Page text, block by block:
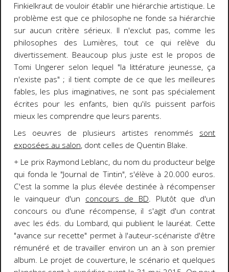
Finkielkraut de vouloir établir une hiérarchie artistique. Le
problème est que ce philosophe ne fonde sa hiérarchie
sur aucun critère sérieux. Il n'exclut pas, comme les
philosophes des Lumières, tout ce qui relève du
divertissement. Beaucoup plus juste est le propos de
Tomi Ungerer selon lequel "la littérature jeunesse, ça
n'existe pas" ; il tient compte de ce que les meilleures
fables, les plus imaginatives, ne sont pas spécialement
écrites pour les enfants, bien qu'ils puissent parfois
mieux les comprendre que leurs parents.
Les oeuvres de plusieurs artistes renommés sont
exposées au salon, dont celles de Quentin Blake.
+ Le prix Raymond Leblanc, du nom du producteur belge
qui fonda le "Journal de Tintin", s'élève à 20.000 euros.
C'est la somme la plus élevée destinée à récompenser
le vainqueur d'un concours de BD. Plutôt que d'un
concours ou d'une récompense, il s'agit d'un contrat
avec les éds. du Lombard, qui publient le lauréat. Cette
"avance sur recette" permet à l'auteur-scénariste d'être
rémunéré et de travailler environ un an à son premier
album. Le projet de couverture, le scénario et quelques